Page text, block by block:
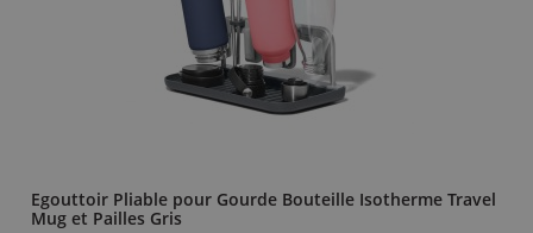
Egouttoir Pliable pour Gourde Bouteille Isotherme Travel
Mug et Pailles Gris